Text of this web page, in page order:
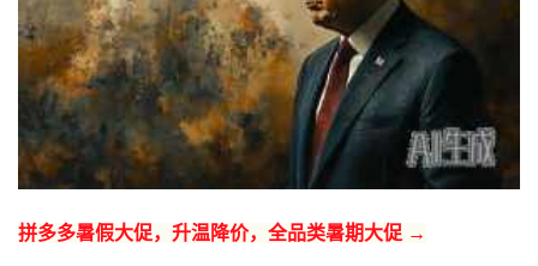
拼多多暑假大促，升温降价，全品类暑期大促 →